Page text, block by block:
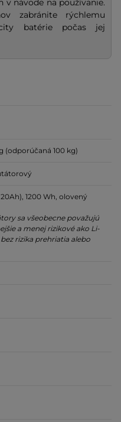
návode na používanie.
zabránite rýchlemu
batérie počas jej
(odporúčaná 100 kg)
20Ah), 1200 Wh, olovený
sa všeobecne považujú
a menej rizikové ako Li-
rizika prehriatia alebo